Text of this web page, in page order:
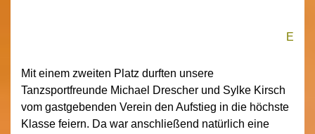
E
Mit einem zweiten Platz durften unsere
Tanzsportfreunde Michael Drescher und Sylke Kirsch
vom gastgebenden Verein den Aufstieg in die höchste
Klasse feiern. Da war anschließend natürlich eine